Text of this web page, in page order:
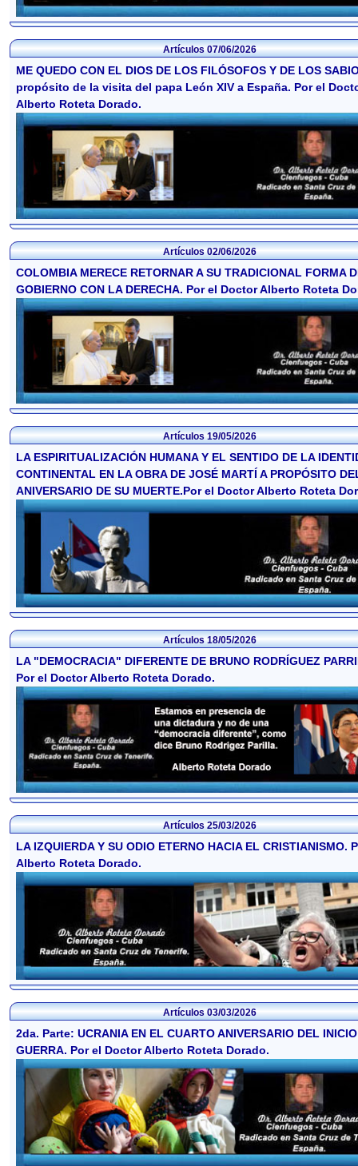
Artículos07/06/2026
ME QUEDO CON EL DIOS DE LOS FILÓSOFOS Y DE LOS
propósito de la visita del papa León XIV a España. Por el
Alberto Roteta Dorado.
Artículos02/06/2026
COLOMBIA MERECE RETORNAR A SU TRADICIONAL FORMA
GOBIERNO CON LA DERECHA. Por el Doctor Alberto Roteta
Artículos19/05/2026
LA ESPIRITUALIZACIÓN HUMANA Y EL SENTIDO DE LA
CONTINENTAL EN LA OBRA DE JOSÉ MARTÍ A PROPÓSITO
ANIVERSARIO DE SU MUERTE.Por el Doctor Alberto Roteta
Artículos18/05/2026
LA "DEMOCRACIA" DIFERENTE DE BRUNO RODRÍGUEZ
Por el Doctor Alberto Roteta Dorado.
Artículos25/03/2026
LA IZQUIERDA Y SU ODIO ETERNO HACIA EL CRISTIANISMO.
Alberto Roteta Dorado.
Artículos03/03/2026
2da. Parte: UCRANIA EN EL CUARTO ANIVERSARIO DEL
GUERRA. Por el Doctor Alberto Roteta Dorado.